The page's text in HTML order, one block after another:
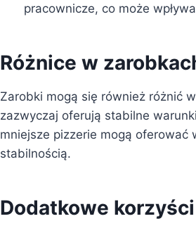
pracownicze, co może
Różnice w
Zarobki mogą się również różnić
zazwyczaj oferują stabilne
mniejsze pizzerie mogą oferować
stabilnością.
Dodatkowe korzyści